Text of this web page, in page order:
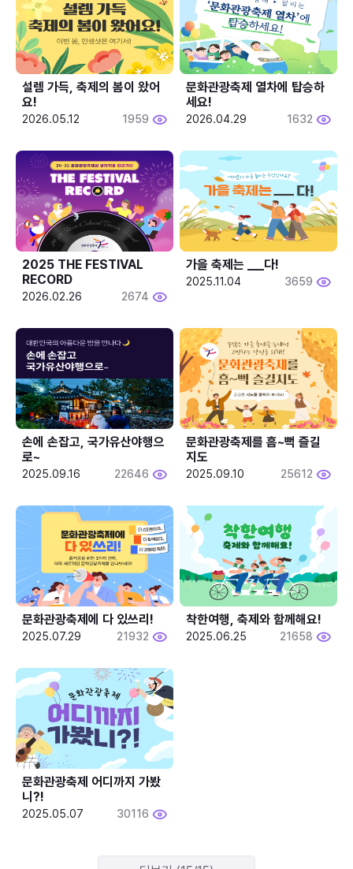
설렘 가득, 축제의 봄이 왔어
요!
2026.05.12 1959
문화관광축제 열차에 탑승하
세요!
2026.04.29 1632
2025 THE FESTIVAL
RECORD
2026.02.26 2674
2025.11.04 3659
손에 손잡고, 국가유산야행으
로~
2025.09.16 22646
문화관광축제를 흠~뻑 즐길
지도
2025.09.10 25612
문화관광축제에 다 있쓰리!
2025.07.29 21932
착한여행, 축제와 함께해요!
2025.06.25 21658
문화관광축제 어디까지 가봤
니?!
2025.05.07 30116